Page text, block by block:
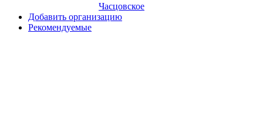
Часцовское
Добавить организацию
Рекомендуемые